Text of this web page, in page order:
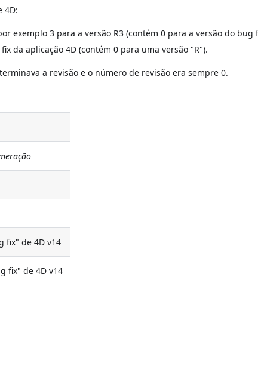
4D:
exemplo 3 para a versão R3 (contém 0 para a versão do bug
da aplicação 4D (contém 0 para uma versão "R").
a revisão e o número de revisão era sempre 0.
fix" de 4D v14
fix" de 4D v14